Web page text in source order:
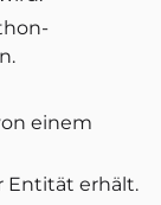
einem
Entität erhält.